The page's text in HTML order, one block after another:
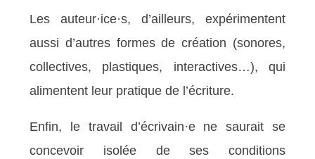
Les auteur·ice·s, d’ailleurs, expérimentent
aussi d’autres formes de création (sonores,
collectives, plastiques, interactives…), qui
alimentent leur pratique de l’écriture.
Enfin, le travail d’écrivain·e ne saurait se
concevoir isolée de ses conditions